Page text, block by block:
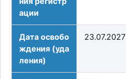
ации
Дата освобо
ждения (уда
ления)
23.07.2027